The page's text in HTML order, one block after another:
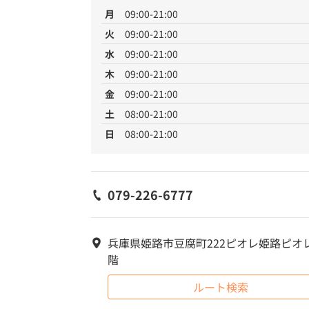
月
09:00-21:00
火
09:00-21:00
水
09:00-21:00
木
09:00-21:00
金
09:00-21:00
土
08:00-21:00
日
08:00-21:00
079-226-6777
兵庫県姫路市豆腐町222ピオレ姫路ピオ
階
ルート検索